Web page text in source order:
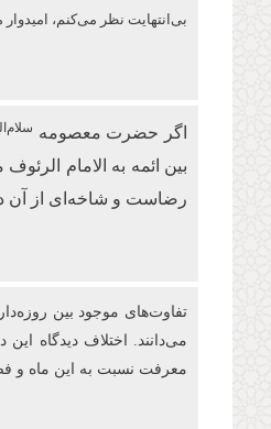
بی‌انتهایت نظر می‌کنم،
اگر حضرت معصومه
بین ائمه به الامام
رضاست و شاخه‌ای از
تفاوت‌های موجود بین
می‌دانند. اختلاف دیدگاه
معرفت نسبت به این ماه و